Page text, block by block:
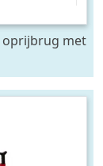
met
krik. set